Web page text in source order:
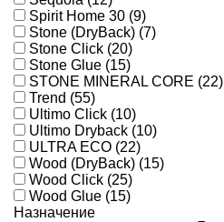
Spirit Home 30 (9)
Stone (DryBack) (7)
Stone Click (20)
Stone Glue (15)
STONE MINERAL CORE (22)
Trend (55)
Ultimo Click (10)
Ultimo Dryback (10)
ULTRA ECO (22)
Wood (DryBack) (15)
Wood Click (25)
Wood Glue (15)
Назначение